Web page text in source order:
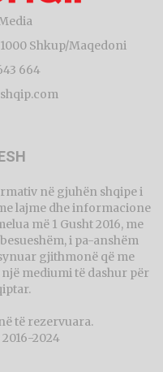
Shkup/Maqedoni
664
në gjuhën shqipe i
lajme dhe informacione
më 1 Gusht 2016, me
i pa-anshëm
gjithmonë që me
mediumi të dashur për
të rezervuara.
2024